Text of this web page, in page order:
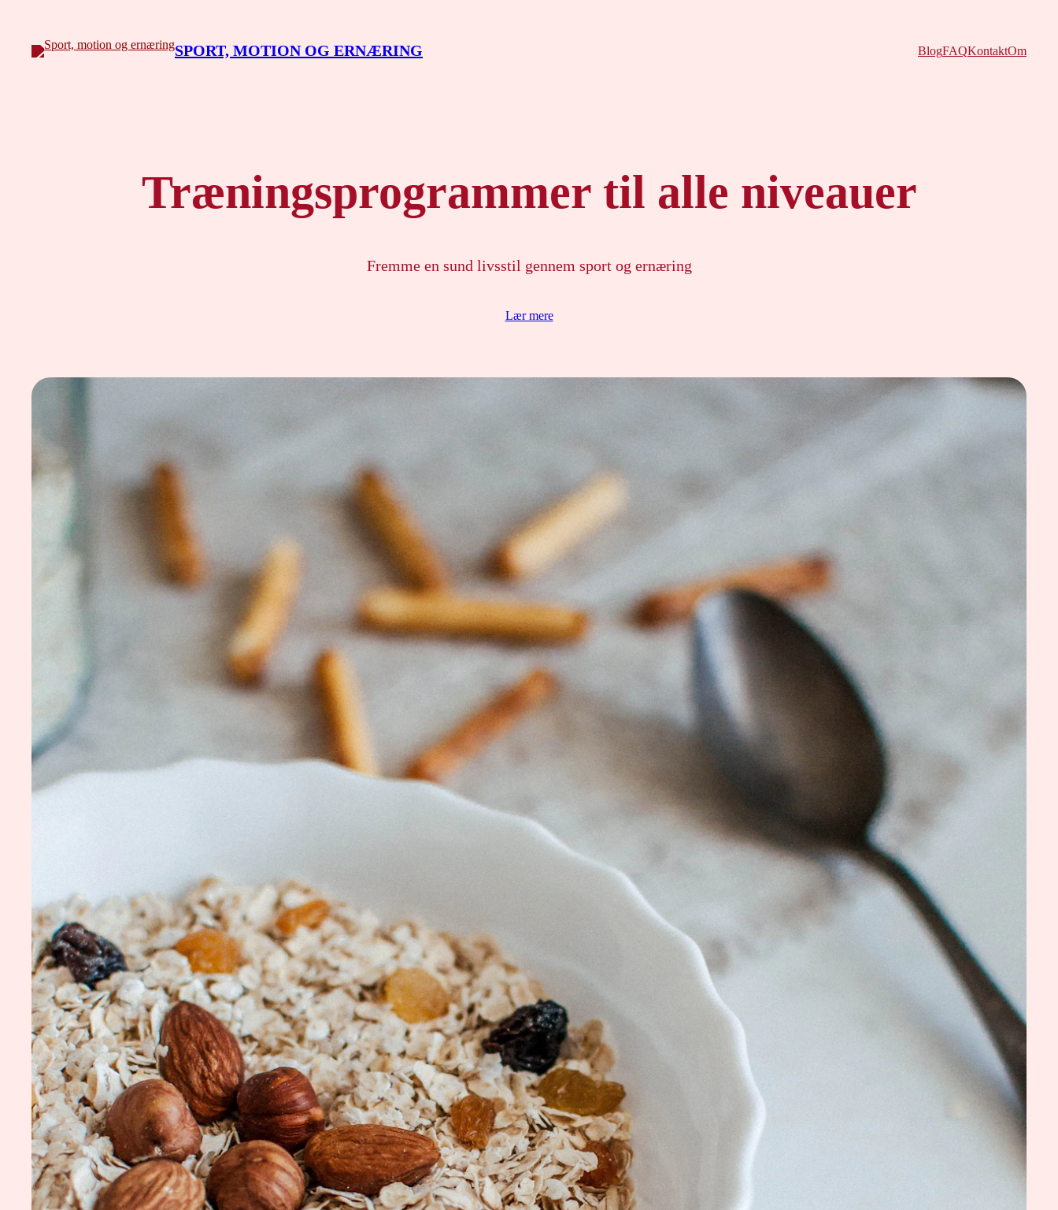
indhold
SPORT, MOTION OG ERNÆRING BlogFAQKontaktOm
Træningsprogrammer til alle niveauer
Fremme en sund livsstil gennem sport og ernæring
Lær mere